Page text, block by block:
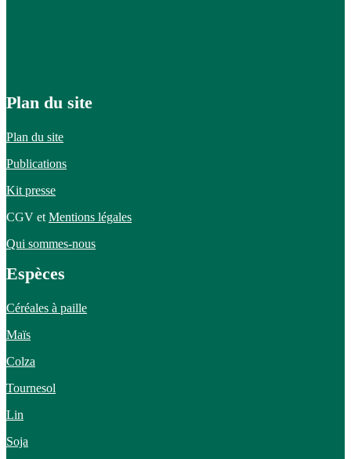
Plan du site
Plan du site
Publications
Kit presse
CGV et Mentions légales
Qui sommes-nous
Espèces
Céréales à paille
Maïs
Colza
Tournesol
Lin
Soja